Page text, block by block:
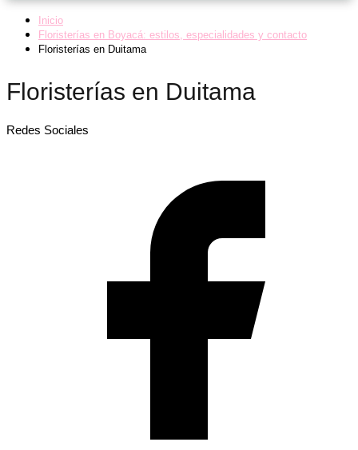
Inicio
Floristerías en Boyacá: estilos, especialidades y contacto
Floristerías en Duitama
Floristerías en Duitama
Redes Sociales